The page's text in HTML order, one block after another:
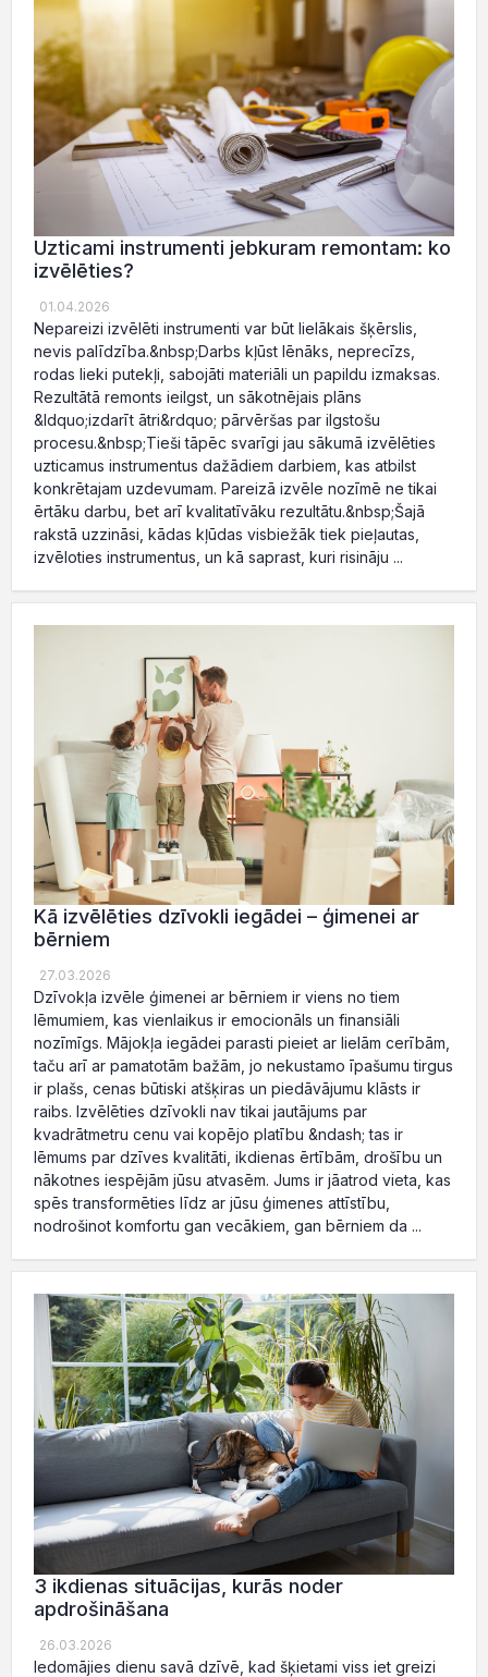
Uzticami instrumenti jebkuram remontam: ko
izvēlēties?
01.04.2026
Nepareizi izvēlēti instrumenti var būt lielākais šķērslis,
nevis palīdzība.&nbsp;Darbs kļūst lēnāks, neprecīzs,
rodas lieki putekļi, sabojāti materiāli un papildu izmaksas.
Rezultātā remonts ieilgst, un sākotnējais plāns
&ldquo;izdarīt ātri&rdquo; pārvēršas par ilgstošu
procesu.&nbsp;Tieši tāpēc svarīgi jau sākumā izvēlēties
uzticamus instrumentus dažādiem darbiem, kas atbilst
konkrētajam uzdevumam. Pareizā izvēle nozīmē ne tikai
ērtāku darbu, bet arī kvalitatīvāku rezultātu.&nbsp;Šajā
rakstā uzzināsi, kādas kļūdas visbiežāk tiek pieļautas,
izvēloties instrumentus, un kā saprast, kuri risināju ...
Kā izvēlēties dzīvokli iegādei – ģimenei ar
bērniem
27.03.2026
Dzīvokļa izvēle ģimenei ar bērniem ir viens no tiem
lēmumiem, kas vienlaikus ir emocionāls un finansiāli
nozīmīgs. Mājokļa iegādei parasti pieiet ar lielām cerībām,
taču arī ar pamatotām bažām, jo nekustamo īpašumu tirgus
ir plašs, cenas būtiski atšķiras un piedāvājumu klāsts ir
raibs. Izvēlēties dzīvokli nav tikai jautājums par
kvadrātmetru cenu vai kopējo platību &ndash; tas ir
lēmums par dzīves kvalitāti, ikdienas ērtībām, drošību un
nākotnes iespējām jūsu atvasēm. Jums ir jāatrod vieta, kas
spēs transformēties līdz ar jūsu ģimenes attīstību,
nodrošinot komfortu gan vecākiem, gan bērniem da ...
3 ikdienas situācijas, kurās noder
apdrošināšana
26.03.2026
Iedomājies dienu savā dzīvē, kad šķietami viss iet greizi